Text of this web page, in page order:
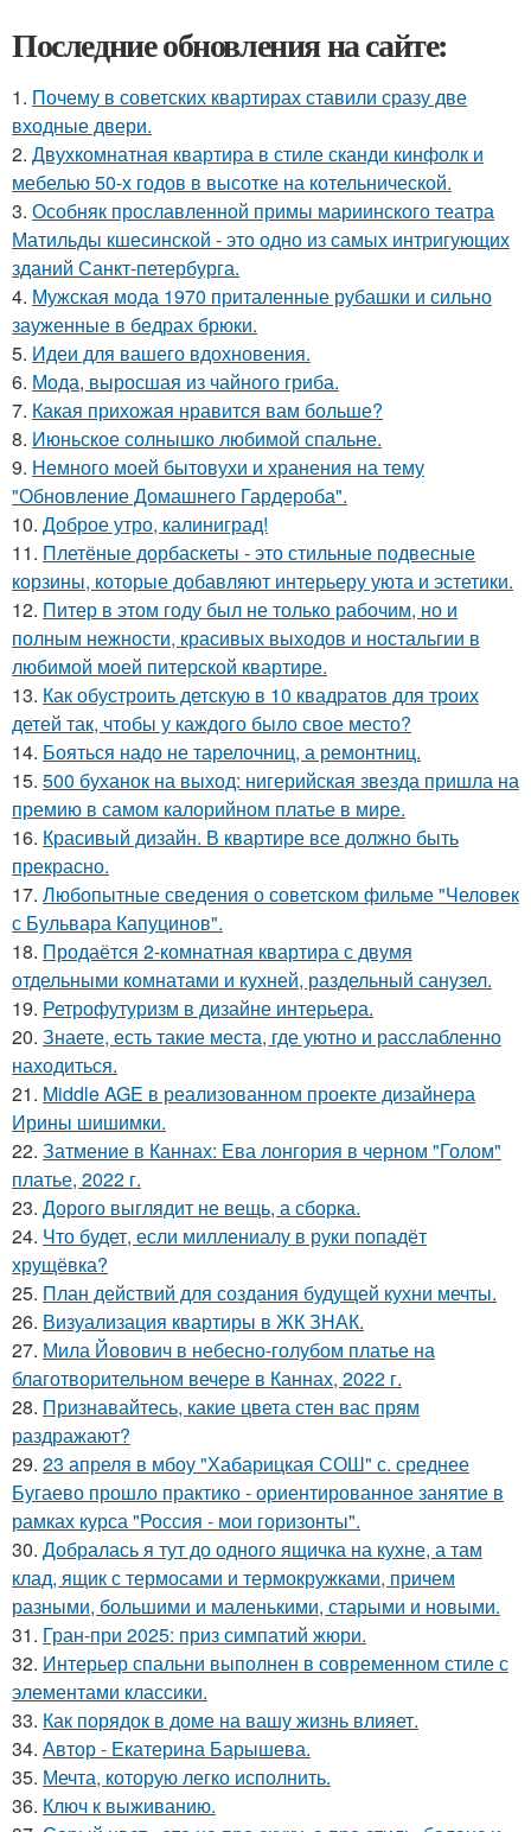
Последние обновления на сайте:
1. Почему в советских квартирах ставили сразу две
входные двери.
2. Двухкомнатная квартира в стиле сканди кинфолк и
мебелью 50-х годов в высотке на котельнической.
3. Особняк прославленной примы мариинского театра
Матильды кшесинской - это одно из самых интригующих
зданий Санкт-петербурга.
4. Мужская мода 1970 приталенные рубашки и сильно
зауженные в бедрах брюки.
5. Идеи для вашего вдохновения.
6. Мода, выросшая из чайного гриба.
7. Какая прихожая нравится вам больше?
8. Июньское солнышко любимой спальне.
9. Немного моей бытовухи и хранения на тему
"Обновление Домашнего Гардероба".
10. Доброе утро, калиниград!
11. Плетёные дорбаскеты - это стильные подвесные
корзины, которые добавляют интерьеру уюта и эстетики.
12. Питер в этом году был не только рабочим, но и
полным нежности, красивых выходов и ностальгии в
любимой моей питерской квартире.
13. Как обустроить детскую в 10 квадратов для троих
детей так, чтобы у каждого было свое место?
14. Бояться надо не тарелочниц, а ремонтниц.
15. 500 буханок на выход: нигерийская звезда пришла на
премию в самом калорийном платье в мире.
16. Красивый дизайн. В квартире все должно быть
прекрасно.
17. Любопытные сведения о советском фильме "Человек
с Бульвара Капуцинов".
18. Продаётся 2-комнатная квартира с двумя
отдельными комнатами и кухней, раздельный санузел.
19. Ретрофутуризм в дизайне интерьера.
20. Знаете, есть такие места, где уютно и расслабленно
находиться.
21. Middle AGE в реализованном проекте дизайнера
Ирины шишимки.
22. Затмение в Каннах: Ева лонгория в черном "Голом"
платье, 2022 г.
23. Дорого выглядит не вещь, а сборка.
24. Что будет, если миллениалу в руки попадёт
хрущёвка?
25. План действий для создания будущей кухни мечты.
26. Визуализация квартиры в ЖК ЗНАК.
27. Мила Йовович в небесно-голубом платье на
благотворительном вечере в Каннах, 2022 г.
28. Признавайтесь, какие цвета стен вас прям
раздражают?
29. 23 апреля в мбоу "Хабарицкая СОШ" с. среднее
Бугаево прошло практико - ориентированное занятие в
рамках курса "Россия - мои горизонты".
30. Добралась я тут до одного ящичка на кухне, а там
клад, ящик с термосами и термокружками, причем
разными, большими и маленькими, старыми и новыми.
31. Гран-при 2025: приз симпатий жюри.
32. Интерьер спальни выполнен в современном стиле с
элементами классики.
33. Как порядок в доме на вашу жизнь влияет.
34. Автор - Екатерина Барышева.
35. Мечта, которую легко исполнить.
36. Ключ к выживанию.